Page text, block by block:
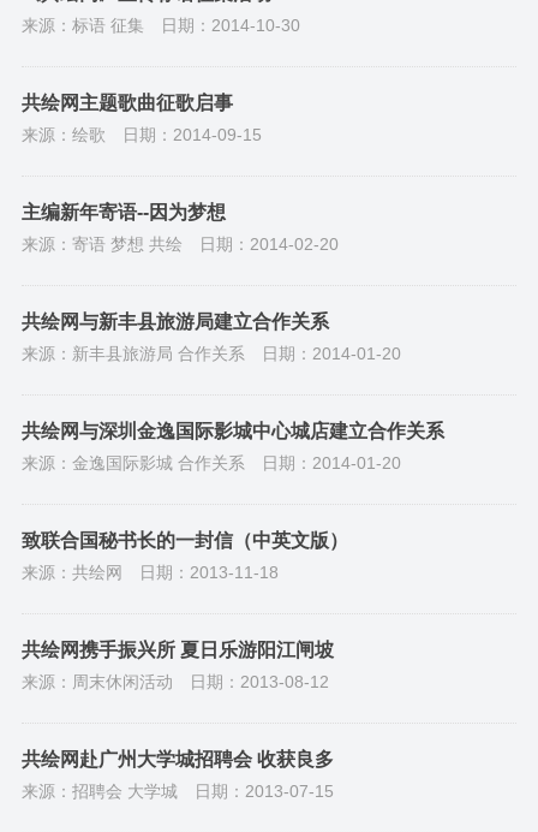
来源：标语 征集 日期：2014-10-30
共绘网主题歌曲征歌启事
来源：绘歌 日期：2014-09-15
主编新年寄语--因为梦想
来源：寄语 梦想 共绘 日期：2014-02-20
共绘网与新丰县旅游局建立合作关系
来源：新丰县旅游局 合作关系 日期：2014-01-20
共绘网与深圳金逸国际影城中心城店建立合作关系
来源：金逸国际影城 合作关系 日期：2014-01-20
致联合国秘书长的一封信（中英文版）
来源：共绘网 日期：2013-11-18
共绘网携手振兴所 夏日乐游阳江闸坡
来源：周末休闲活动 日期：2013-08-12
共绘网赴广州大学城招聘会 收获良多
来源：招聘会 大学城 日期：2013-07-15